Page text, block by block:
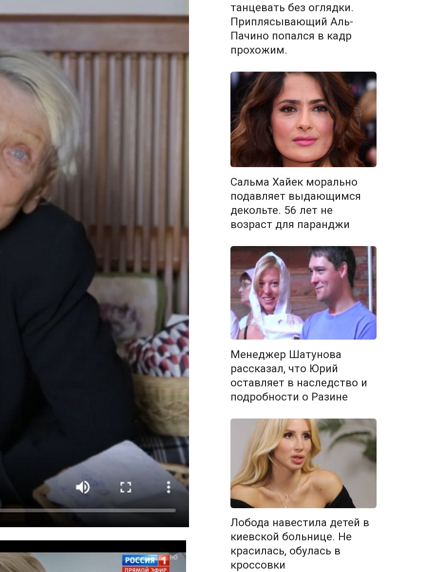
танцевать без оглядки.
Приплясывающий Аль-
Пачино попался в кадр
прохожим.
Сальма Хайек морально
подавляет выдающимся
декольте. 56 лет не
возраст для паранджи
Менеджер Шатунова
рассказал, что Юрий
оставляет в наследство и
подробности о Разине
Лобода навестила детей в
киевской больнице. Не
красилась, обулась в
кроссовки